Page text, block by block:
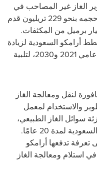
الغاز غير المصاحب في
العربية السعودية، حيث يُقدر حجمه بنحو 229 تريليون قدم
من الغاز الخام، و75 مليار برميل من المكثفات.
السعودية لزيادة
الطاقة الإنتاجية للغاز بنسبة 60% بين عامي 2021 و2030، لتلبية
لنقل ومعالجة الغاز
والاستخدام لمعمل
سوائل الغاز الطبيعي،
وإعادة تأجيرها مرة أخرى إلى أرامكو السعودية لمدة 20 عامًا.
تدفعها أرامكو
استلام ومعالجة الغاز